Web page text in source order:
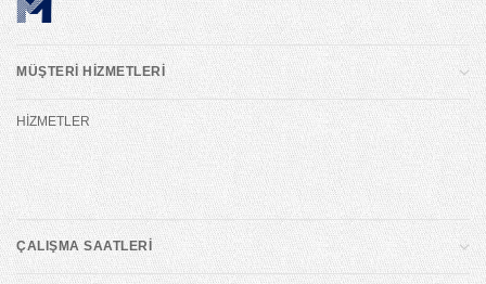
MÜŞTERİ HİZMETLERİ
HİZMETLER
ÇALIŞMA SAATLERİ